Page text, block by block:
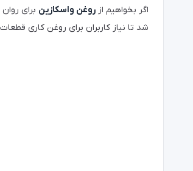
اگر بخواهیم از روغن واسکازین برای
شد تا نیاز کاربران برای روغن کاری